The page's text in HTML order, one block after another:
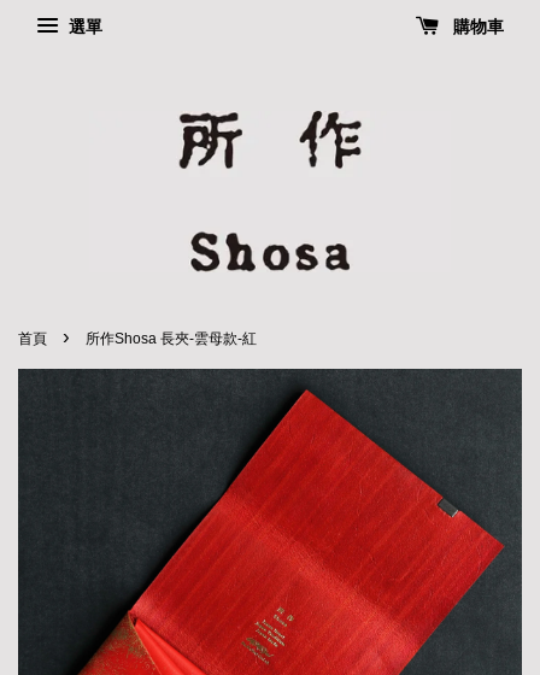
選單 購物車
首頁 › 所作Shosa 長夾-雲母款-紅